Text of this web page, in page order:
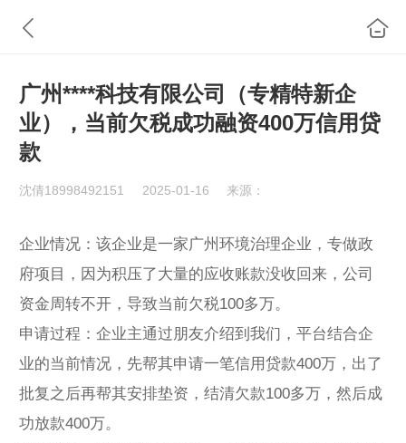
广州****科技有限公司（专精特新企
业），当前欠税成功融资400万信用贷
款
沈倩18998492151 2025-01-16 来源：
企业情况：该企业是一家广州环境治理企业，专做政
府项目，因为积压了大量的应收账款没收回来，公司
资金周转不开，导致当前欠税100多万。
申请过程：企业主通过朋友介绍到我们，平台结合企
业的当前情况，先帮其申请一笔信用贷款400万，出了
批复之后再帮其安排垫资，结清欠款100多万，然后成
功放款400万。